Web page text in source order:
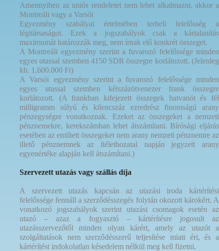
Amennyiben az uniós rendeletet nem lehet alkalmazni, akkor a
Montreáli vagy a Varsói
Egyezmény szabályai értelmében terheli felelősség a
légitársaságot. Ezek a jogszabályok csak a kártalanítás
maximumát határozzák meg, nem írnak elő konkrét összeget.
A Montreáli egyezmény szerint a fuvarozó felelőssége minden
egyes utassal szemben 4150 SDR összegre korlátozott. (Jelenleg
kb. 1.600.000 Ft)
A Varsói egyezmény szerint a fuvarozó felelőssége minden
egyes utassal szemben kétszázötvenezer frank összegre
korlátozott. (A frankban kifejezett összegek hatvanöt és fél
milligramm súlyú és kilencszáz ezredrész finomságú arany
pénzegységre vonatkoznak. Ezeket az összegeket a nemzeti
pénznemekre, kerekszámban lehet átszámítani. Bírósági eljárás
esetében az említett összegeket nem arany nemzeti pénznemre az
illető pénznemnek az ítélethozatal napján jegyzett arany
egyenértéke alapján kell átszámítani.)
Szervezett utazás vagy szállás díja
A szervezett utazás kapcsán az utazási iroda kártérítési
felelőssége fennáll a szerződésszegés folytán okozott károkért. A
vonatkozó jogszabályok szerint utazási csomagok esetén az
utazó – azaz a fogyasztó – kártérítésre jogosult az
utazásszervezőtől minden olyan kárért, amely az utazót a
szolgáltatások nem szerződésszerű teljesítése miatt éri, és a
kártérítést indokolatlan késedelem nélkül meg kell fizetni.